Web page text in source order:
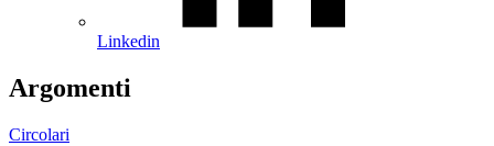
Linkedin
Argomenti
Circolari